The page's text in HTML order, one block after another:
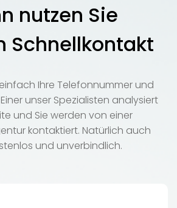
nutzen Sie
Schnellkontakt
Ihre Telefonnummer und
unser Spezialisten analysiert
und Sie werden von einer
kontaktiert. Natürlich auch
und unverbindlich.